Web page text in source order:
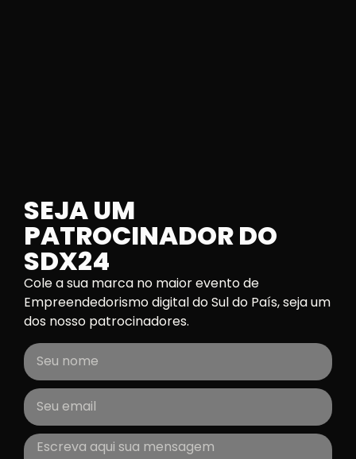
SEJA UM
PATROCINADOR DO
SDX24
Cole a sua marca no maior evento de
Empreendedorismo digital do Sul do País, seja um
dos nosso patrocinadores.